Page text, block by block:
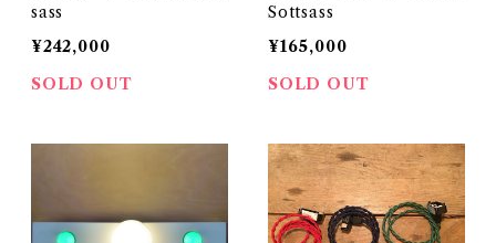
sass
¥242,000
SOLD OUT
Sottsass
¥165,000
SOLD OUT